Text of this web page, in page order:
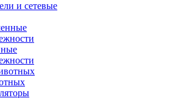
и сетевые